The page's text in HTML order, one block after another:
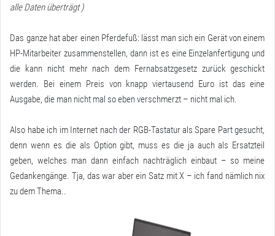
alle Daten überträgt )
Das ganze hat aber einen Pferdefuß: lässt man sich ein Gerät von einem
HP-Mitarbeiter zusammenstellen, dann ist es eine Einzelanfertigung und
die kann nicht mehr nach dem Fernabsatzgesetz zurück geschickt
werden. Bei einem Preis von knapp viertausend Euro ist das eine
Ausgabe, die man nicht mal so eben verschmerzt – nicht mal ich.
Also habe ich im Internet nach der RGB-Tastatur als Spare Part gesucht,
denn wenn es die als Option gibt, muss es die ja auch als Ersatzteil
geben, welches man dann einfach nachträglich einbaut – so meine
Gedankengänge. Tja, das war aber ein Satz mit X – ich fand nämlich nix
zu dem Thema..